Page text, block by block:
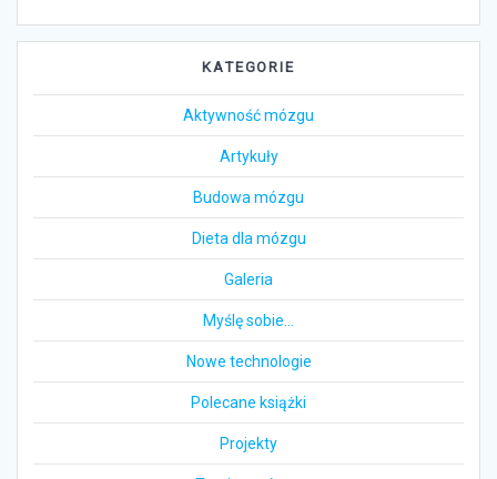
KATEGORIE
Aktywność mózgu
Artykuły
Budowa mózgu
Dieta dla mózgu
Galeria
Myślę sobie…
Nowe technologie
Polecane książki
Projekty